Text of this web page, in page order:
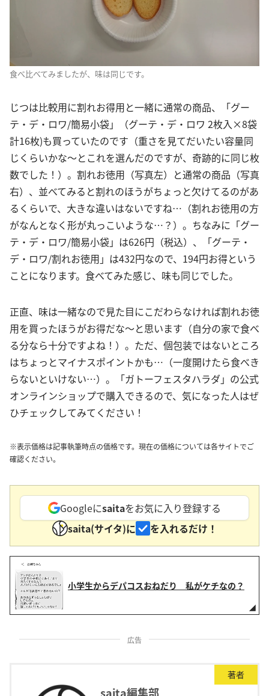
食べ比べてみましたが、味は同じです。
じつは比較用に割れお得用と一緒に通常の商品、「グー
テ・デ・ロワ/簡易小袋」（グーテ・デ・ロワ 2枚入×8袋
計16枚)も買っていたのです（重さを見てだいたい容量同
じくらいかな～とこれを選んだのですが、奇跡的に同じ枚
数でした！）。割れお徳用（写真左）と通常の商品（写真
右）、並べてみると割れのほうがちょっと欠けてるのがあ
るくらいで、大きな違いはないですね…（割れお徳用の方
がなんとなく形が丸っこいような…？）。ちなみに「グー
テ・デ・ロワ/簡易小袋」は626円（税込）、「グーテ・
デ・ロワ/割れお徳用」は432円なので、194円お得という
ことになります。食べてみた感じ、味も同じでした。
正直、味は一緒なので見た目にこだわらなければ割れお徳
用を買ったほうがお得だな～と思います（自分の家で食べ
る分なら十分ですよね！）。ただ、個包装ではないところ
はちょっとマイナスポイントかも…（一度開けたら食べき
らないといけない…）。「ガトーフェスタハラダ」の公式
オンラインショップで購入できるので、気になった人はぜ
ひチェックしてみてください！
※表示価格は記事執筆時点の価格です。現在の価格については各サイトでご
確認ください。
Googleにsaitaをお気に入り登録する
saita(サイタ)に
を入れるだけ！
小学生からデパコスおねだり 私がケチなの？
広告
著者
saita編集部